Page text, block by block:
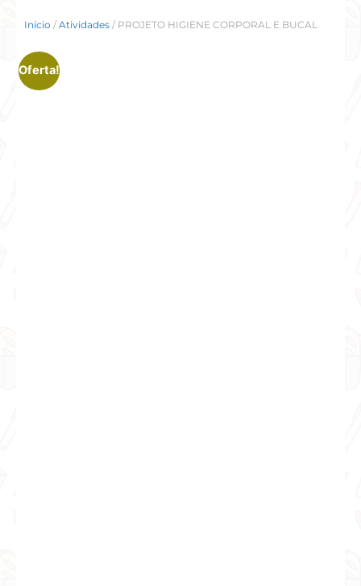
Início / Atividades / PROJETO HIGIENE CORPORAL E BUCAL
Oferta!